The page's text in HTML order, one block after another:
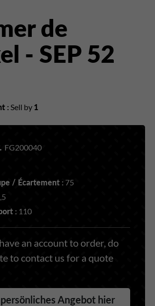
de
- SEP 52
: Sell by 1
FG200040
/ Écartement : 75
: 110
an account to order, do
to contact us for a quote
Angebot hier